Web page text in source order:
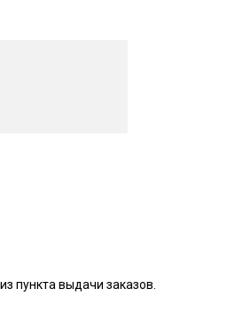
пункта выдачи заказов.